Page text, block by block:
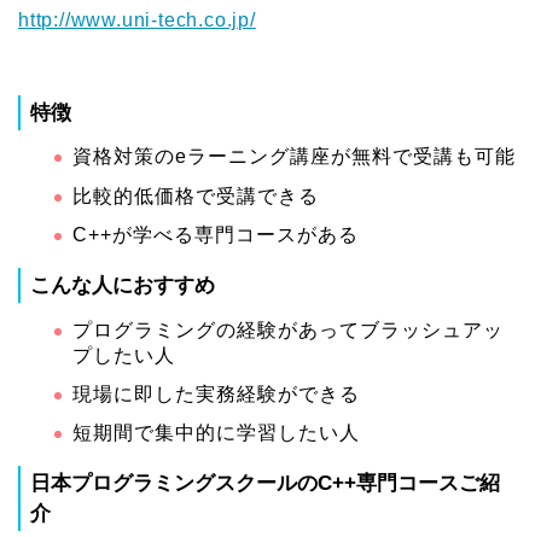
http://www.uni-tech.co.jp/
特徴
資格対策のeラーニング講座が無料で受講も可能
比較的低価格で受講できる
C++が学べる専門コースがある
こんな人におすすめ
プログラミングの経験があってブラッシュアッ
プしたい人
現場に即した実務経験ができる
短期間で集中的に学習したい人
日本プログラミングスクールのC++専門コースご紹
介